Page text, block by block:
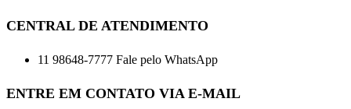
CENTRAL DE ATENDIMENTO
11 98648-7777 Fale pelo WhatsApp
ENTRE EM CONTATO VIA E-MAIL